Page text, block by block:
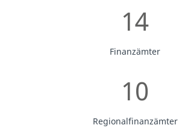
14
Finanzämter
10
Regionalfinanzämter